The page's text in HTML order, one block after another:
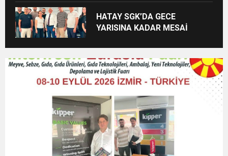
HATAY SGK’DA GECE
YARISINA KADAR MESAİ